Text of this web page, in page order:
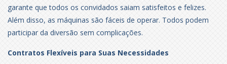
garante que todos os convidados saiam satisfeitos e felizes.
Além disso, as máquinas são fáceis de operar. Todos podem
participar da diversão sem complicações.
Contratos Flexíveis para Suas Necessidades